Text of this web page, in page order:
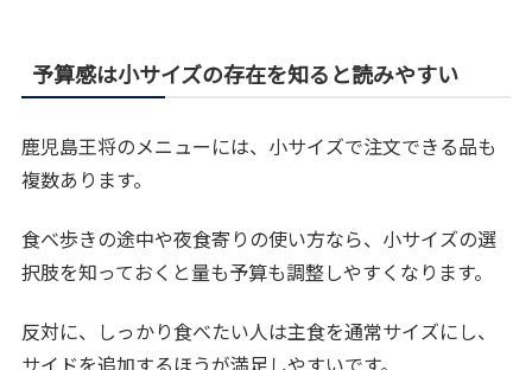
予算感は小サイズの存在を知ると読みやすい
鹿児島王将のメニューには、小サイズで注文できる品も
複数あります。
食べ歩きの途中や夜食寄りの使い方なら、小サイズの選
択肢を知っておくと量も予算も調整しやすくなります。
反対に、しっかり食べたい人は主食を通常サイズにし、